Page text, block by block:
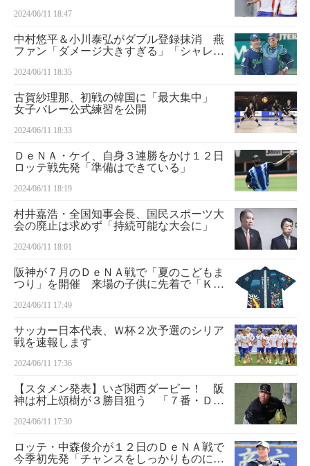
2024/06/11 18:47
中村悠平＆小川泰弘がダブル登録抹消 燕
ファン「ダメージ大きすぎる」「シャレに
2024/06/11 18:35
古賀紗理那、初戦の韓国に「最大集中」
女子バレー公式練習を公開
2024/06/11 18:33
ＤｅＮＡ・ケイ、自身３連勝をかけ１２日
ロッテ戦先発「準備はできている」
2024/06/11 18:19
村井嘉浩・全国知事会長、国民スポーツ大
会の廃止は求めず「持続可能な大会に」
2024/06/11 18:01
阪神が７月のＤｅＮＡ戦で「夏のこどもま
つり」を開催 来場の子供に先着で「ＫＩ
2024/06/11 17:49
サッカー日本代表、Ｗ杯２次予選のシリア
戦を速報します
2024/06/11 17:36
【スタメン発表】いざ関西ダービー！ 阪
神は村上頌樹が３勝目狙う 「７番・Ｄ
2024/06/11 17:30
ロッテ・中森俊介が１２日のＤｅＮＡ戦で
今季初先発「チャンスをしっかりものにで